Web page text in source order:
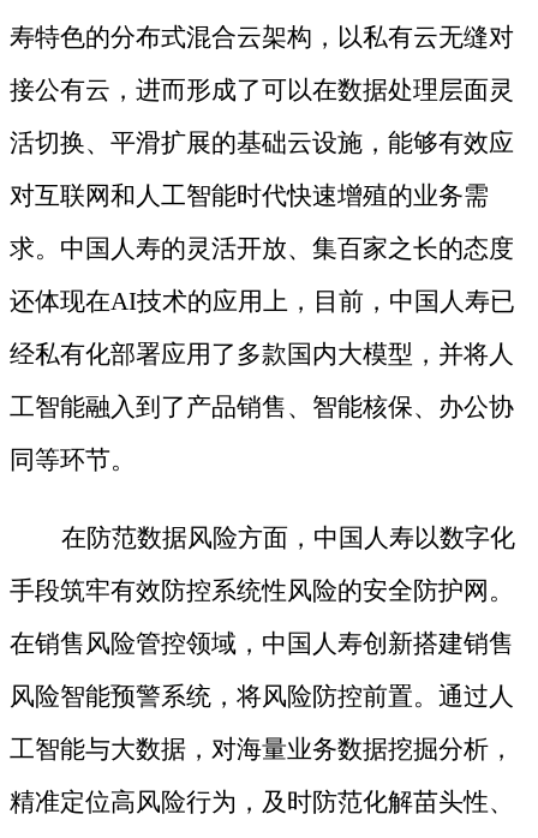
寿特色的分布式混合云架构，以私有云无缝对
接公有云，进而形成了可以在数据处理层面灵
活切换、平滑扩展的基础云设施，能够有效应
对互联网和人工智能时代快速增殖的业务需
求。中国人寿的灵活开放、集百家之长的态度
还体现在AI技术的应用上，目前，中国人寿已
经私有化部署应用了多款国内大模型，并将人
工智能融入到了产品销售、智能核保、办公协
同等环节。
在防范数据风险方面，中国人寿以数字化
手段筑牢有效防控系统性风险的安全防护网。
在销售风险管控领域，中国人寿创新搭建销售
风险智能预警系统，将风险防控前置。通过人
工智能与大数据，对海量业务数据挖掘分析，
精准定位高风险行为，及时防范化解苗头性、